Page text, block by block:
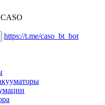
https://t.me/caso_bt_bot